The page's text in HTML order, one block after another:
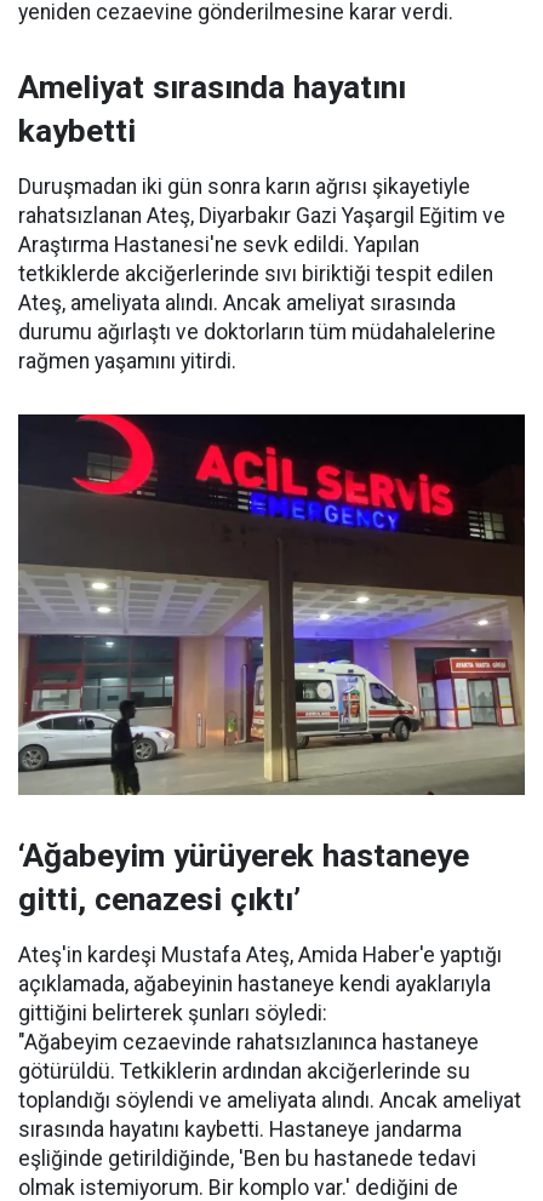
yeniden cezaevine gönderilmesine karar verdi.
Ameliyat sırasında hayatını
kaybetti
Duruşmadan iki gün sonra karın ağrısı şikayetiyle
rahatsızlanan Ateş, Diyarbakır Gazi Yaşargil Eğitim ve
Araştırma Hastanesi'ne sevk edildi. Yapılan
tetkiklerde akciğerlerinde sıvı biriktiği tespit edilen
Ateş, ameliyata alındı. Ancak ameliyat sırasında
durumu ağırlaştı ve doktorların tüm müdahalelerine
rağmen yaşamını yitirdi.
‘Ağabeyim yürüyerek hastaneye
gitti, cenazesi çıktı’
Ateş'in kardeşi Mustafa Ateş, Amida Haber'e yaptığı
açıklamada, ağabeyinin hastaneye kendi ayaklarıyla
gittiğini belirterek şunları söyledi:
"Ağabeyim cezaevinde rahatsızlanınca hastaneye
götürüldü. Tetkiklerin ardından akciğerlerinde su
toplandığı söylendi ve ameliyata alındı. Ancak ameliyat
sırasında hayatını kaybetti. Hastaneye jandarma
eşliğinde getirildiğinde, 'Ben bu hastanede tedavi
olmak istemiyorum. Bir komplo var.' dediğini de